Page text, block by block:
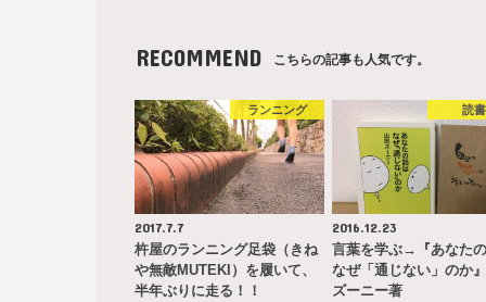
RECOMMEND こちらの記事も人気です。
ランニング
2017.7.7
杵屋のランニング足袋（きね
や無敵MUTEKI）を履いて、
半年ぶりに走る！！
読書
2016.12.23
言葉を学ぶ→『あなた
なぜ「通じない」のか
ズーニー著